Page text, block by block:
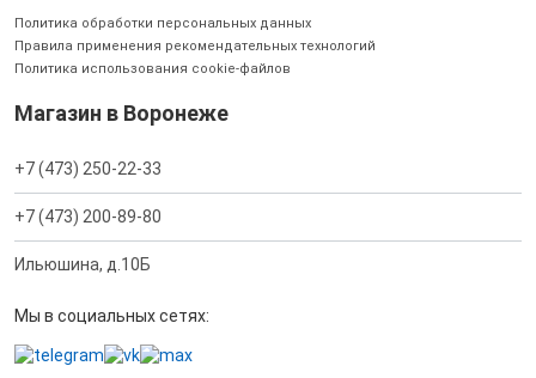
Политика обработки персональных данных
Правила применения рекомендательных технологий
Политика использования cookie-файлов
Магазин в Воронеже
+7 (473) 250-22-33
+7 (473) 200-89-80
Ильюшина, д.10Б
Мы в социальных сетях: